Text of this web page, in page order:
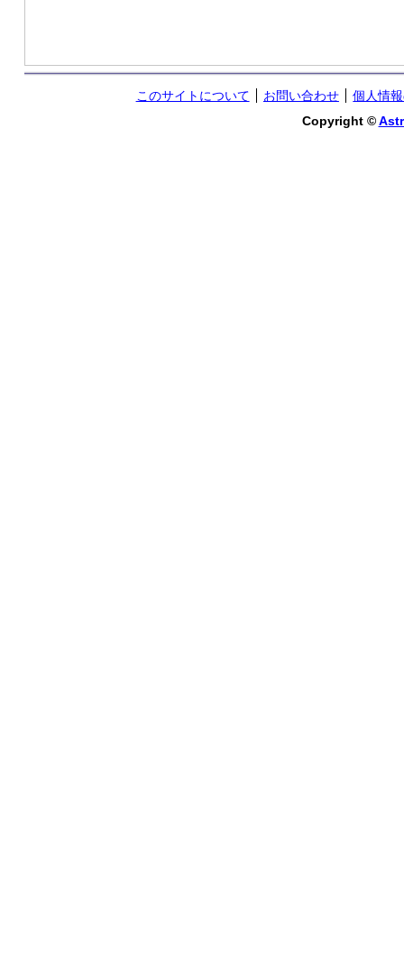
このサイトについて お問い合わせ
個人情
Copyright ©